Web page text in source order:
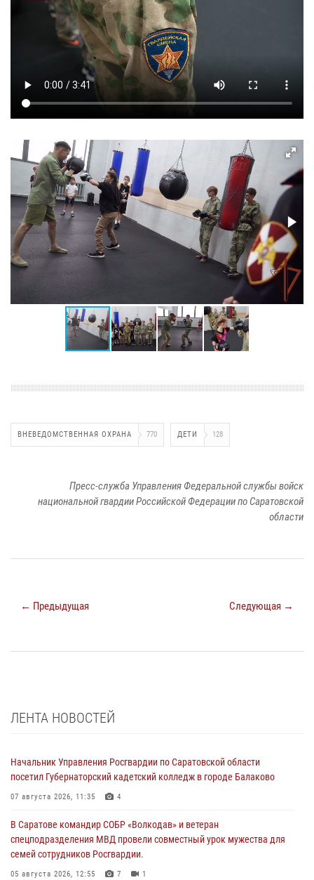
ВНЕВЕДОМСТВЕННАЯ ОХРАНА 770 ДЕТИ 128
Пресс-служба Управления Федеральной службы войск
национальной гвардии Российской Федерации по Саратовской
области
← Предыдущая Следующая →
ЛЕНТА НОВОСТЕЙ
Начальник Управления Росгвардии по Саратовской области
посетил Губернаторский кадетский колледж в городе Балаково
07 августа 2026, 11:35 4
В Саратове командир СОБР «Волкодав» и ветеран
спецподразделения МВД провели совместный урок мужества для
семей сотрудников Росгвардии.
05 августа 2026, 12:55 7 1